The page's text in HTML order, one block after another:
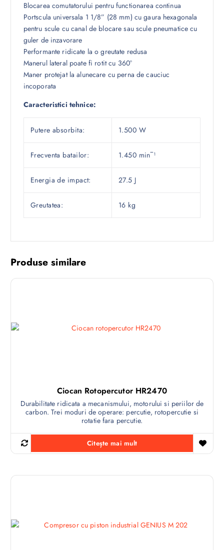
Blocarea comutatorului pentru functionarea continua
Portscula universala 1 1/8” (28 mm) cu gaura hexagonala
pentru scule cu canal de blocare sau scule pneumatice cu
guler de inzavorare
Performante ridicate la o greutate redusa
Manerul lateral poate fi rotit cu 360°
Maner protejat la alunecare cu perna de cauciuc
incoporata
Caracteristici tehnice:
Putere absorbita: 1.500 W
Frecventa batailor: 1.450 min‾¹
Energia de impact: 27.5 J
Greutatea: 16 kg
Produse similare
Ciocan Rotopercutor HR2470
Durabilitate ridicata a mecanismului, motorului si periilor de
carbon. Trei moduri de operare: percutie, rotopercutie si
rotatie fara percutie.
Citește mai mult